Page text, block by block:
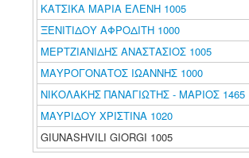
ΚΑΤΣΙΚΑ ΜΑΡΙΑ ΕΛΕΝΗ 1005
ΞΕΝΙΤΙΔΟΥ ΑΦΡΟΔΙΤΗ 1000
ΜΕΡΤΖΙΑΝΙΔΗΣ ΑΝΑΣΤΑΣΙΟΣ 1005
ΜΑΥΡΟΓΟΝΑΤΟΣ ΙΩΑΝΝΗΣ 1000
ΝΙΚΟΛΑΚΗΣ ΠΑΝΑΓΙΩΤΗΣ - ΜΑΡΙΟΣ 1465
ΜΑΥΡΙΔΟΥ ΧΡΙΣΤΙΝΑ 1020
GIUNASHVILI GIORGI 1005